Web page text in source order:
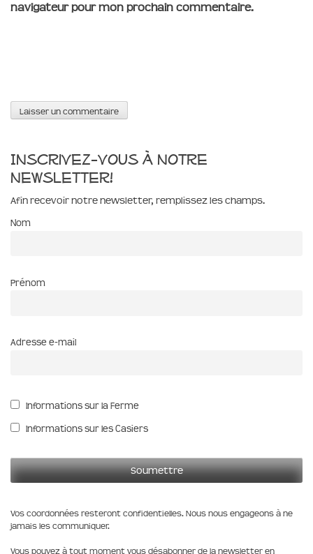
navigateur pour mon prochain commentaire.
Inscrivez-vous à notre
newsletter!
Afin recevoir notre newsletter, remplissez les champs.
Nom
Prénom
Adresse e-mail
Informations sur la Ferme
Informations sur les Casiers
Vos coordonnées resteront confidentielles. Nous nous engageons à ne
jamais les communiquer.
Vous pouvez à tout moment vous désabonner de la newsletter en